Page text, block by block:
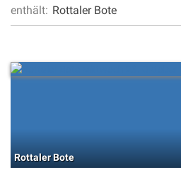
enthält: Rottaler Bote
Rottaler Bote